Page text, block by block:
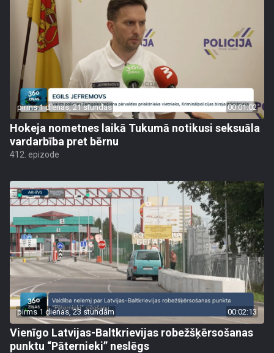
pirms 1 dienas, 21 stundas 00:01:02
Hokeja nometnes laikā Tukumā notikusi seksuāla
vardarbība pret bērnu
412. epizode
pirms 1 dienas, 23 stundām 00:02:13
Vienīgo Latvijas-Baltkrievijas robežšķērsošanas
punktu “Pāternieki” neslēgs